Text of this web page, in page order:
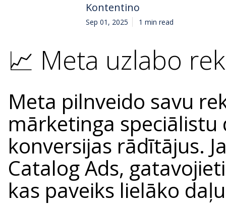
Kontentino
Sep 01, 2025 1 min read
📈 Meta uzlabo
Meta pilnveido savu
mārketinga
konversijas rādītājus.
Catalog Ads,
kas paveiks lielāko